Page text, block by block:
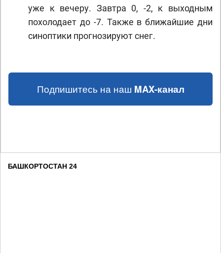
уже к вечеру. Завтра 0, -2, к выходным
похолодает до -7. Также в ближайшие дни
синоптики прогнозируют снег.
Подпишитесь на наш MAX-канал
БАШКОРТОСТАН 24